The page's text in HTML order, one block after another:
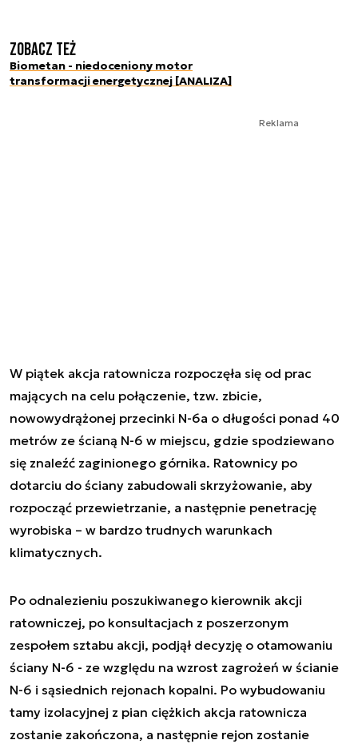
Zobacz też
Biometan - niedoceniony motor
transformacji energetycznej [ANALIZA]
Reklama
W piątek akcja ratownicza rozpoczęła się od prac
mających na celu połączenie, tzw. zbicie,
nowowydrążonej przecinki N-6a o długości ponad 40
metrów ze ścianą N-6 w miejscu, gdzie spodziewano
się znaleźć zaginionego górnika. Ratownicy po
dotarciu do ściany zabudowali skrzyżowanie, aby
rozpocząć przewietrzanie, a następnie penetrację
wyrobiska – w bardzo trudnych warunkach
klimatycznych.
Po odnalezieniu poszukiwanego kierownik akcji
ratowniczej, po konsultacjach z poszerzonym
zespołem sztabu akcji, podjął decyzję o otamowaniu
ściany N-6 - ze względu na wzrost zagrożeń w ścianie
N-6 i sąsiednich rejonach kopalni. Po wybudowaniu
tamy izolacyjnej z pian ciężkich akcja ratownicza
zostanie zakończona, a następnie rejon zostanie